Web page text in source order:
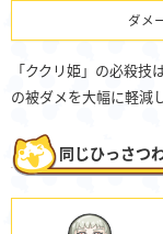
ダメ
「ククリ姫」の必殺
の被ダメを大幅に軽減
同じひっさつ